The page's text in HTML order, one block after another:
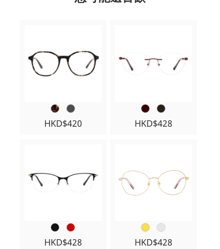
HKD$420 HKD$428
HKD$428 HKD$428